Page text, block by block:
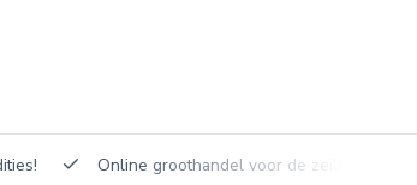
Online groothandel voor de zeilmakerij!